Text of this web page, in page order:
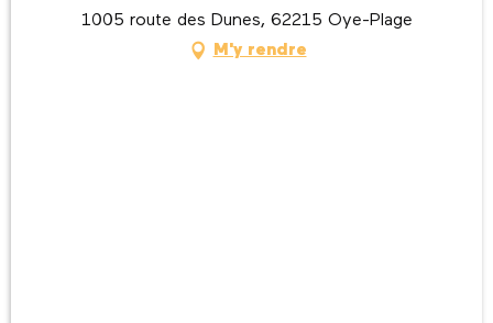
1005 route des Dunes, 62215 Oye-Plage
M'y rendre